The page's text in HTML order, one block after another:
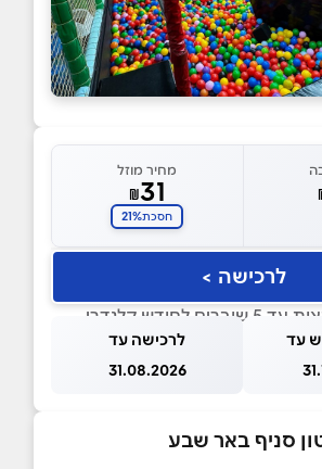
מחיר מוזל
₪31
חסכת21%
לרכישה >
לחודש קלנדרי
עד
לרכישה עד
31.08.2026
סניף באר שבע